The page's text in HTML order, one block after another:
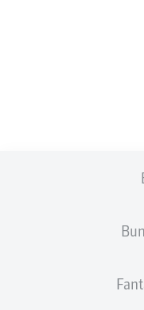
drehte das
und baut den